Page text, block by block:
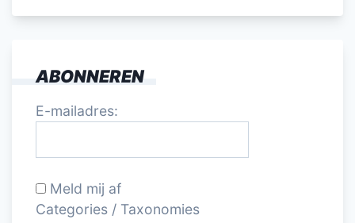
ABONNEREN
E-mailadres:
Meld mij af
Categories / Taxonomies